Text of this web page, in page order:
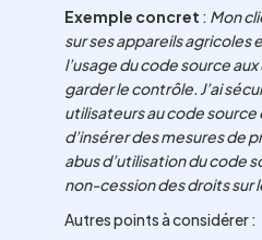
Exemple concret : Mon
sur ses appareils agricoles
l’usage du code source
garder le contrôle. J’ai
utilisateurs au code source
d’insérer des mesures de
abus d’utilisation du code
non-cession des droits sur
Autres points à considérer :